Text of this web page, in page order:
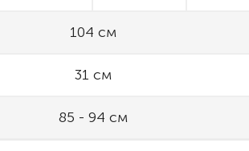
104 см
31 см
85 - 94 см